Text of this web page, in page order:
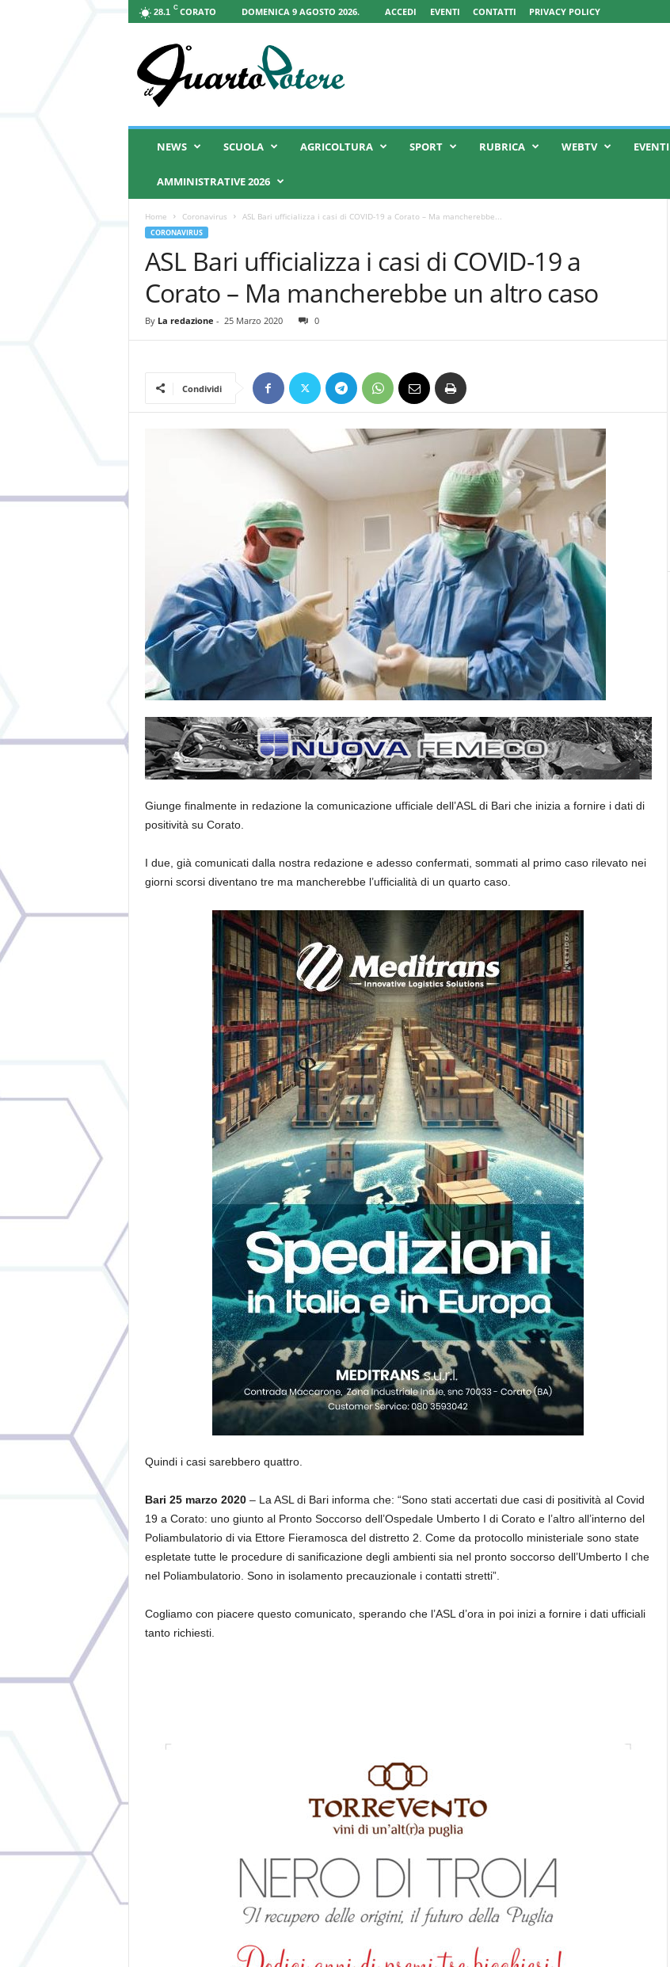
28.1 C CORATO DOMENICA 9 AGOSTO 2026. ACCEDI EVENTI CONTATTI PRIVACY POLICY
Q
NEWS SCUOLA AGRICOLTURA SPORT RUBRICA WEBTV EVENTI
AMMINISTRATIVE 2026
Home Coronavirus ASL Bari ufficializza i casi di COVID-19 a Corato – Ma mancherebbe...
CORONAVIRUS
ASL Bari ufficializza i casi di COVID-19 a
Corato – Ma mancherebbe un altro caso
By La redazione - 25 Marzo 2020 0
Condividi
Giunge finalmente in redazione la comunicazione ufficiale dell’ASL di Bari che inizia a fornire i dati di
positività su Corato.
I due, già comunicati dalla nostra redazione e adesso confermati, sommati al primo caso rilevato nei
giorni scorsi diventano tre ma mancherebbe l’ufficialità di un quarto caso.
Quindi i casi sarebbero quattro.
Bari 25 marzo 2020– La ASL di Bari informa che: “Sono stati accertati due casi di positività al Covid
19 a Corato: uno giunto al Pronto Soccorso dell’Ospedale Umberto I di Corato e l’altro all’interno del
Poliambulatorio di via Ettore Fieramosca del distretto 2. Come da protocollo ministeriale sono state
espletate tutte le procedure di sanificazione degli ambienti sia nel pronto soccorso dell’Umberto I che
nel Poliambulatorio. Sono in isolamento precauzionale i contatti stretti”.
Cogliamo con piacere questo comunicato, sperando che l’ASL d’ora in poi inizi a fornire i dati ufficiali
tanto richiesti.